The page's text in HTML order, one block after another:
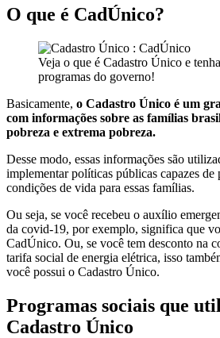
O que é CadÚnico?
Veja o que é Cadastro Único e
programas do governo!
​Basicamente, o Cadastro Único é um
com informações sobre as famílias
pobreza e extrema pobreza.
Desse modo, essas informações são
implementar políticas públicas capazes de
condições de vida para essas famílias.
Ou seja, se você recebeu o auxílio
da covid-19, por exemplo, significa que
CadÚnico. Ou, se você tem desconto na
tarifa social de energia elétrica, isso
você possui o Cadastro Único.
Programas sociais que
Cadastro Único